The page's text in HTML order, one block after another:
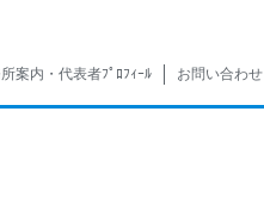
案内・代表者ﾌﾟﾛﾌｨｰﾙ お問い合わせ